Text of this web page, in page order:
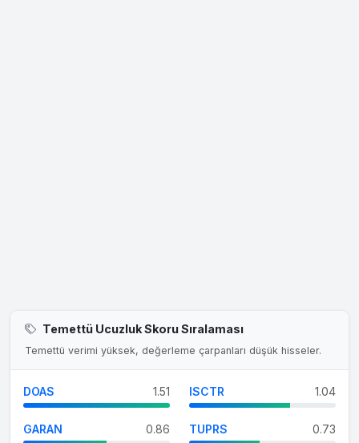
Temettü Ucuzluk Skoru Sıralaması
Temettü verimi yüksek, değerleme çarpanları düşük hisseler.
DOAS 1.51 ISCTR 1.04
GARAN 0.86 TUPRS 0.73